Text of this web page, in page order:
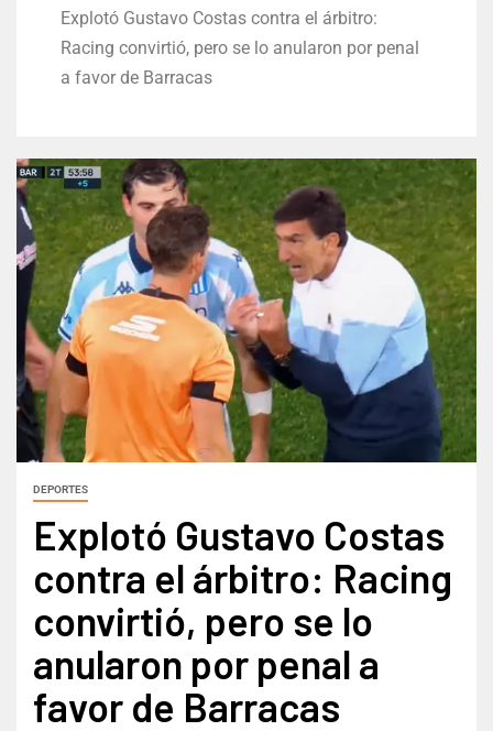
Explotó Gustavo Costas contra el árbitro:
Racing convirtió, pero se lo anularon por penal
a favor de Barracas
DEPORTES
Explotó Gustavo Costas
contra el árbitro: Racing
convirtió, pero se lo
anularon por penal a
favor de Barracas